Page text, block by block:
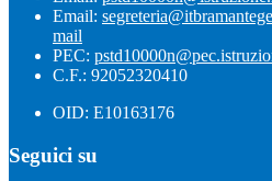
Email:
mail
PEC:
C.F.: 92052320410
OID: E10163176
Seguici su